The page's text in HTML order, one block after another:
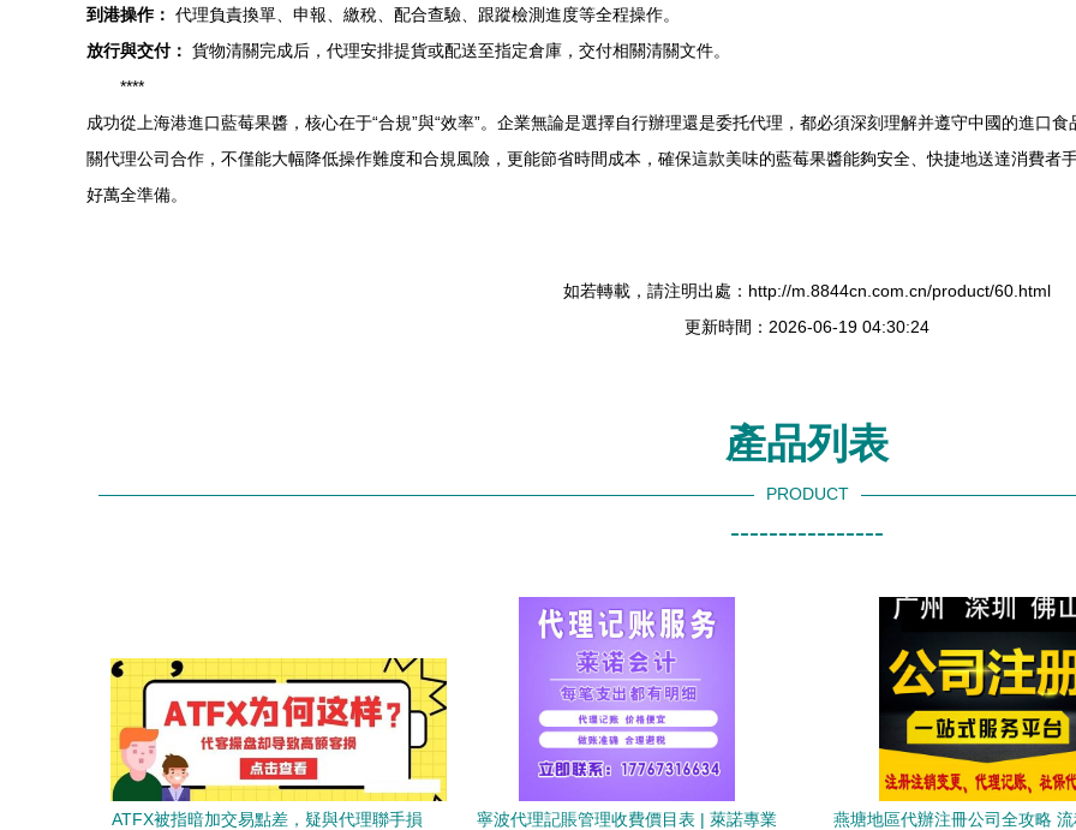
到港操作： 代理負責換單、申報、繳稅、配合查驗、跟蹤檢測進度等全程操作。
放行與交付： 貨物清關完成后，代理安排提貨或配送至指定倉庫，交付相關清關文件。
****
成功從上海港進口藍莓果醬，核心在于“合規”與“效率”。企業無論是選擇自行辦理還是委托代理，都必須深刻理解并遵守中國的進口
關代理公司合作，不僅能大幅降低操作難度和合規風險，更能節省時間成本，確保這款美味的藍莓果醬能夠安全、快捷地送達消費者
好萬全準備。
如若轉載，請注明出處：http://m.8844cn.com.cn/product/60.html
更新時間：2026-06-19 04:30:24
產品列表
PRODUCT
----------------
ATFX被指暗加交易點差，疑與代理聯手損
寧波代理記賬管理收費價目表 | 萊諾專業
燕塘地區代辦注冊公司全攻略